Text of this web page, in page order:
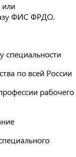
или
ФИС ФРДО.
специальности
по всей России
рабочего